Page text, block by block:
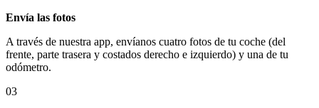
Envía las fotos
A través de nuestra app, envíanos cuatro fotos de tu coche (del
frente, parte trasera y costados derecho e izquierdo) y una de tu
odómetro.
03